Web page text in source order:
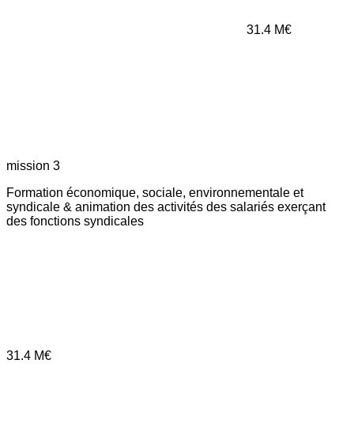
31.4 M€
mission 3
Formation économique, sociale, environnementale et
syndicale & animation des activités des salariés exerçant
des fonctions syndicales
31.4 M€